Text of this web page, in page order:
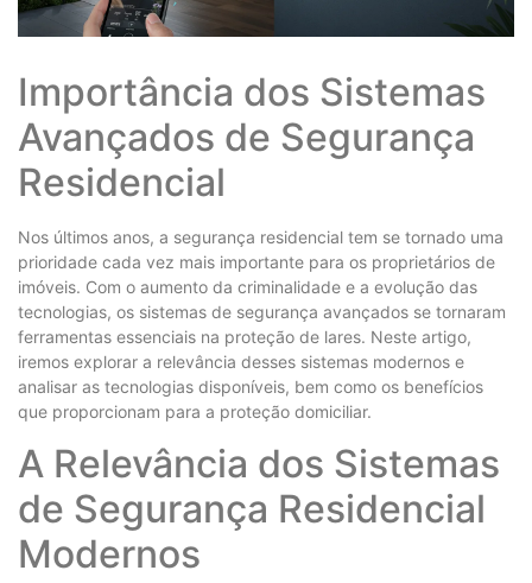
Importância dos Sistemas
Avançados de Segurança
Residencial
Nos últimos anos, a segurança residencial tem se tornado uma
prioridade cada vez mais importante para os proprietários de
imóveis. Com o aumento da criminalidade e a evolução das
tecnologias, os sistemas de segurança avançados se tornaram
ferramentas essenciais na proteção de lares. Neste artigo,
iremos explorar a relevância desses sistemas modernos e
analisar as tecnologias disponíveis, bem como os benefícios
que proporcionam para a proteção domiciliar.
A Relevância dos Sistemas
de Segurança Residencial
Modernos